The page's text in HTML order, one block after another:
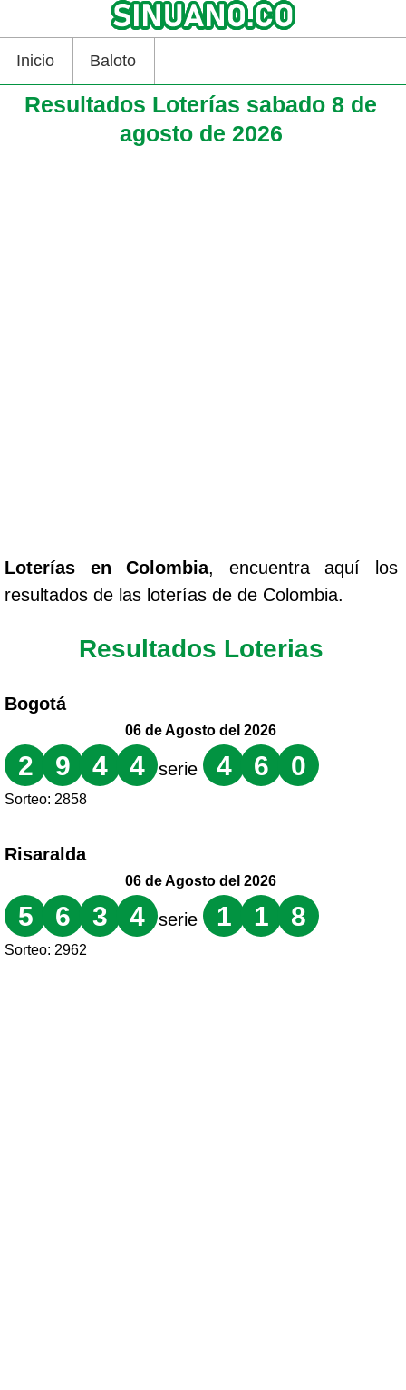
Inicio Baloto
Resultados Loterías sabado 8 de
agosto de 2026
Loterías en Colombia, encuentra aquí los
resultados de las loterías de de Colombia.
Resultados Loterias
Bogotá
06 de Agosto del 2026
2 9 4 4 serie 4 6 0
Sorteo: 2858
Risaralda
06 de Agosto del 2026
5 6 3 4 serie 1 1 8
Sorteo: 2962